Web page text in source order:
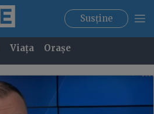
Susține
Viața Orașe